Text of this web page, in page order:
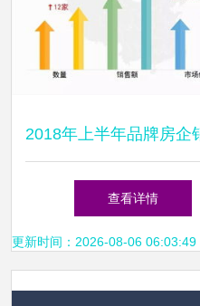
2018年上半年品牌房企
绩排行揭晓 碧桂园、恒
万科稳占前三甲
查看详情
更新时间：2026-08-06 06:03:49